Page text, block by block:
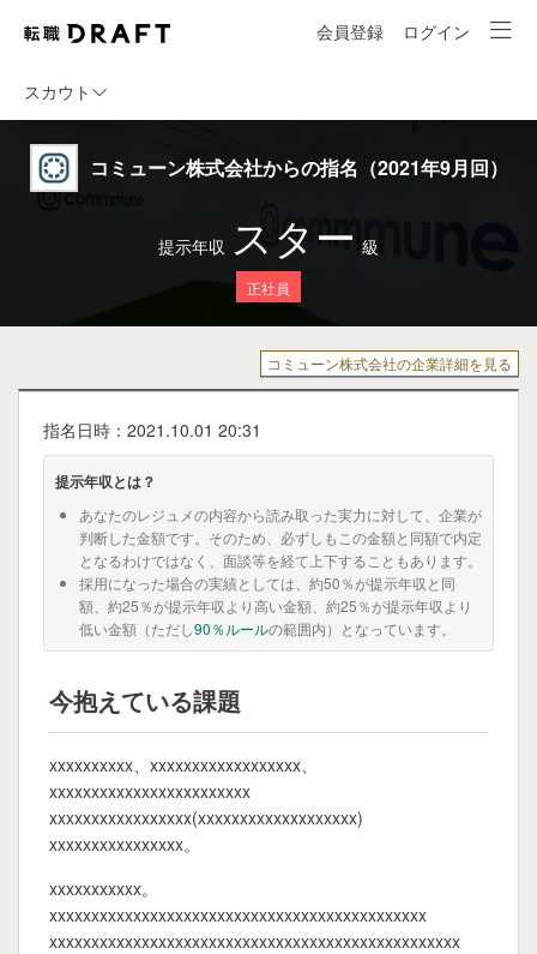
会員登録 ログイン
スカウト
コミューン株式会社からの指名（2021年9月回）
提示年収 スター 級
正社員
コミューン株式会社の企業詳細を見る
指名日時：2021.10.01 20:31
提示年収とは？
あなたのレジュメの内容から読み取った実力に対して、企業が
判断した金額です。そのため、必ずしもこの金額と同額で内定
となるわけではなく、面談等を経て上下することもあります。
採用になった場合の実績としては、約50％が提示年収と同
額、約25％が提示年収より高い金額、約25％が提示年収より
低い金額（ただし90％ルールの範囲内）となっています。
今抱えている課題
xxxxxxxxxx、xxxxxxxxxxxxxxxxxx、
xxxxxxxxxxxxxxxxxxxxxxxx
xxxxxxxxxxxxxxxxx(xxxxxxxxxxxxxxxxxxx)
xxxxxxxxxxxxxxxx。
xxxxxxxxxxx。
xxxxxxxxxxxxxxxxxxxxxxxxxxxxxxxxxxxxxxxxxxxxx
xxxxxxxxxxxxxxxxxxxxxxxxxxxxxxxxxxxxxxxxxxxxxxxxx